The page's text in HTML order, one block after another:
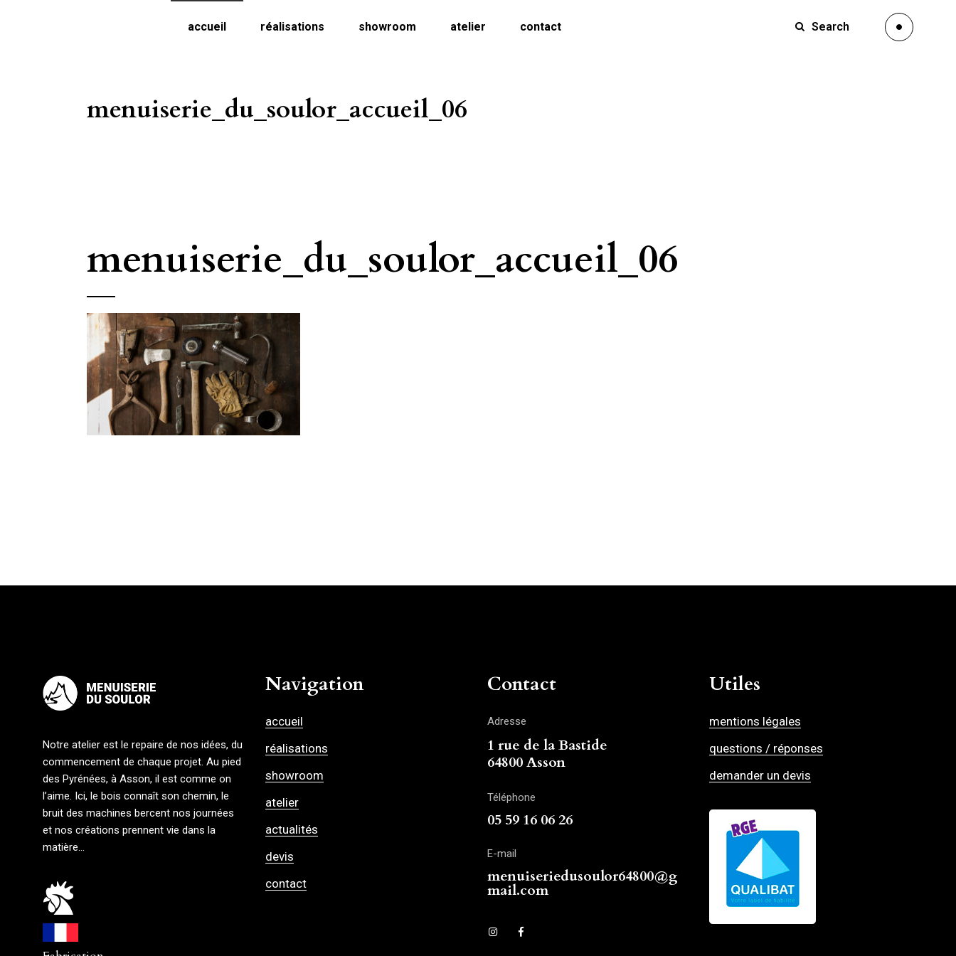
accueil réalisations showroom atelier contact Search
menuiserie_du_soulor_accueil_06
menuiserie_du_soulor_accueil_06
Notre atelier est le repaire de nos idées, du
commencement de chaque projet. Au pied
des Pyrénées, à Asson, il est comme on
l’aime. Ici, le bois connaît son chemin, le
bruit des machines bercent nos journées
et nos créations prennent vie dans la
matière…
Navigation
accueil
réalisations
showroom
atelier
actualités
devis
contact
Contact
Adresse
1 rue de la Bastide
64800 Asson
Téléphone
05 59 16 06 26
E-mail
menuiseriedusoulor64800@g
mail.com
Utiles
mentions légales
questions / réponses
demander un devis